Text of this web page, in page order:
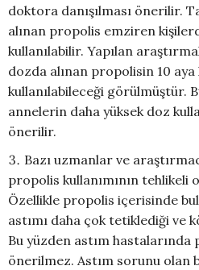
doktora danışılması önerilir.
alınan propolis emziren
kullanılabilir. Yapılan
dozda alınan propolisin 10
kullanılabileceği görülmüştür.
annelerin daha yüksek doz
önerilir.
Bazı uzmanlar ve
propolis kullanımının tehlikeli
Özellikle propolis içerisinde
astımı daha çok tetiklediği ve
Bu yüzden astım hastalarında
önerilmez. Astım sorunu olan